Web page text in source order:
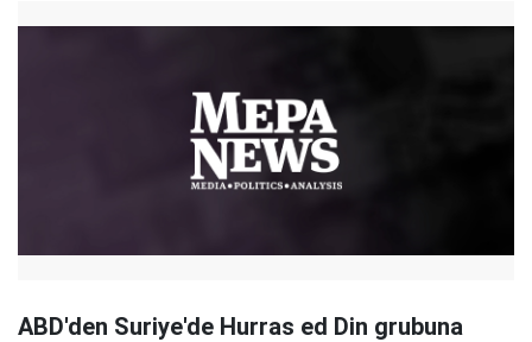
ABD'den Suriye'de Hurras ed Din grubuna